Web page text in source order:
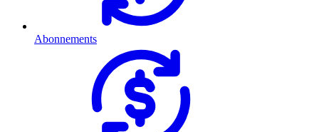
Abonnements